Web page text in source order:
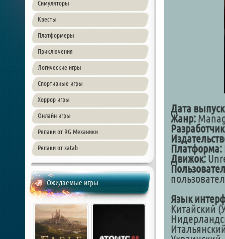
Симуляторы
Квесты
Платформеры
Приключения
Логические игры
Спортивные игры
Хоррор игры
Онлайн игры
Репаки от RG Механики
Репаки от xatab
Ожидаемые игры
Дата
Жанр:
Платформа:
Движок:
Язык
Китайский